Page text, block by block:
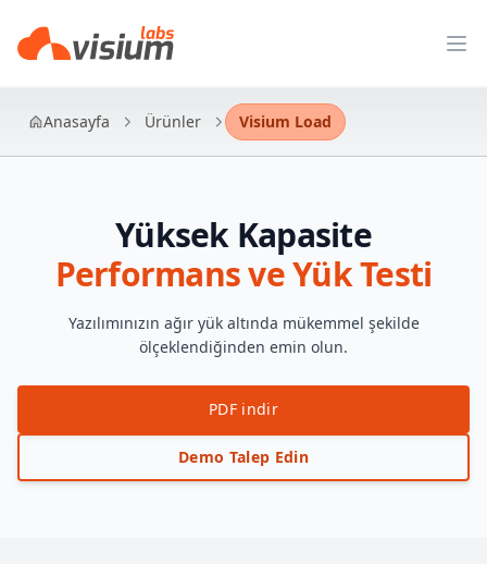
Anasayfa Ürünler Visium Load
Yüksek Kapasite
Performans ve Yük Testi
Yazılımınızın ağır yük altında mükemmel şekilde
ölçeklendiğinden emin olun.
PDF indir
Demo Talep Edin